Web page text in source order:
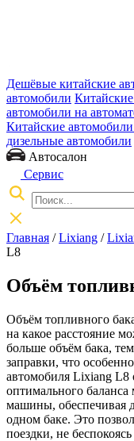
Дешёвые китайские
автомобили
автомобили на
Китайские
дизельные автомобили
Автосалон
Сервис
Главная /Lixiang /
L8
Объём
Объём топливного
на какое расстояние
больше объём бака,
заправки, что
автомобиля Lixiang L8
оптимального
машины, обеспечивая
одном баке. Это
поездки, не